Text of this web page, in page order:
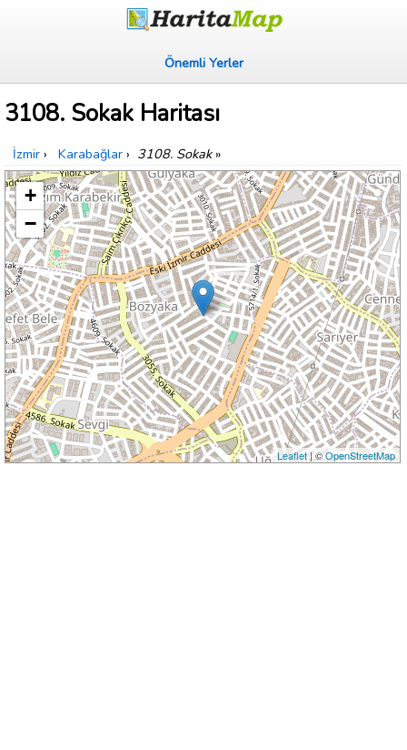
Önemli Yerler
3108. Sokak Haritası
İzmir › Karabağlar › 3108. Sokak»
+
−
Leaflet| ©OpenStreetMap